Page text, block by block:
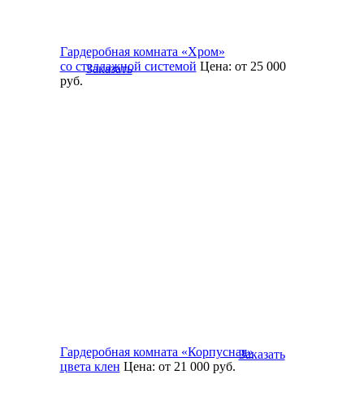
Гардеробная комната «Хром»
со стеллажной системой Цена: от 25 000
руб.
Заказать
Гардеробная комната «Корпусная»
цвета клен Цена: от 21 000руб.
Заказать